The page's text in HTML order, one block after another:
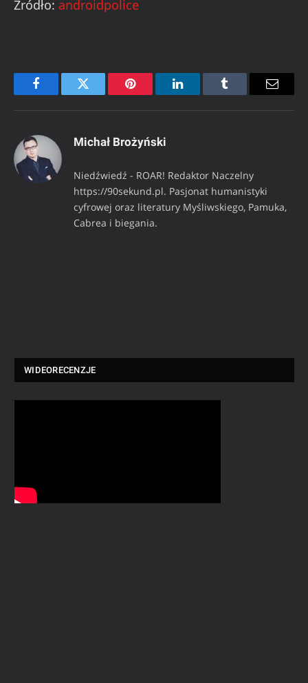
Źródło: androidpolice
FacebookTwitter Pinterest LinkedInTumblr Email
Michał Brożyński
Niedźwiedź - ROAR! Redaktor Naczelny
https://90sekund.pl. Pasjonat humanistyki
cyfrowej oraz literatury Myśliwskiego, Pamuka,
Cabrea i biegania.
WIDEORECENZJE